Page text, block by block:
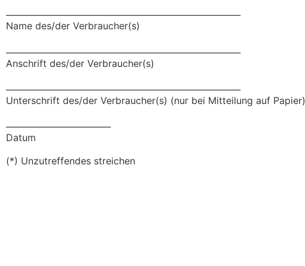
Name des/der Verbraucher(s)
Anschrift des/der Verbraucher(s)
Unterschrift des/der Verbraucher(s) (nur bei Mitteilung auf Papier)
Datum
(*) Unzutreffendes streichen